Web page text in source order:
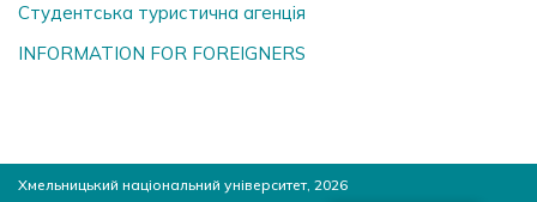
Студентська туристична агенція
INFORMATION FOR FOREIGNERS
Хмельницький національний університет, 2026